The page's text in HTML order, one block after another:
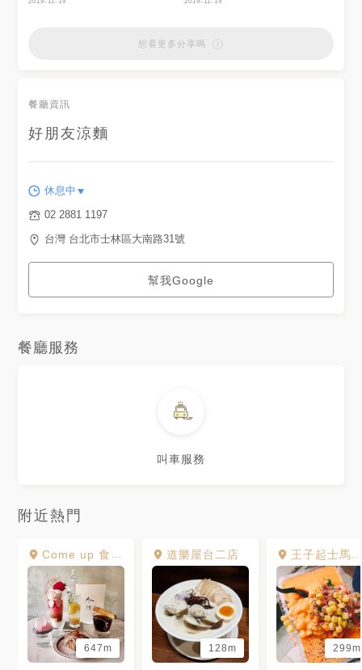
想看更多分享嗎
餐廳資訊
好朋友涼麵
休息中
02 2881 1197
台灣 台北市士林區大南路31號
幫我Google
餐廳服務
叫車服務
附近熱門
Come up 食物與派對製造公司
647m
道樂屋台二店
128m
王子起士馬鈴薯
299m